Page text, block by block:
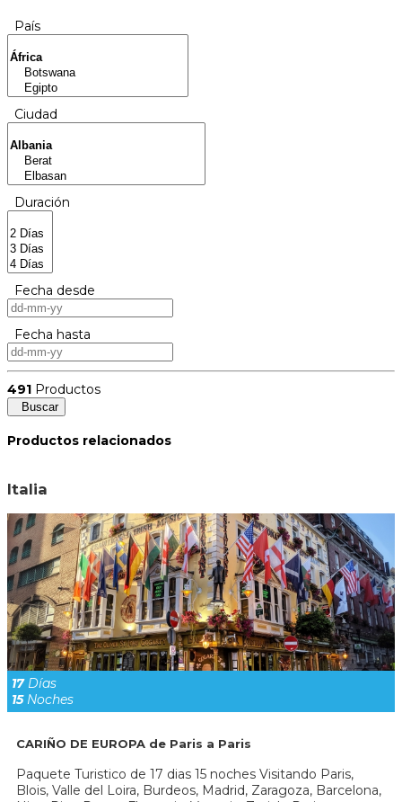
País
Ciudad
Duración
Fecha desde
Fecha hasta
491 Productos
Buscar
Productos relacionados
Italia
17Días
15Noches
CARIÑO DE EUROPA de Paris a Paris
Paquete Turistico de 17 dias 15 noches Visitando Paris,
Blois, Valle del Loira, Burdeos, Madrid, Zaragoza, Barcelona,